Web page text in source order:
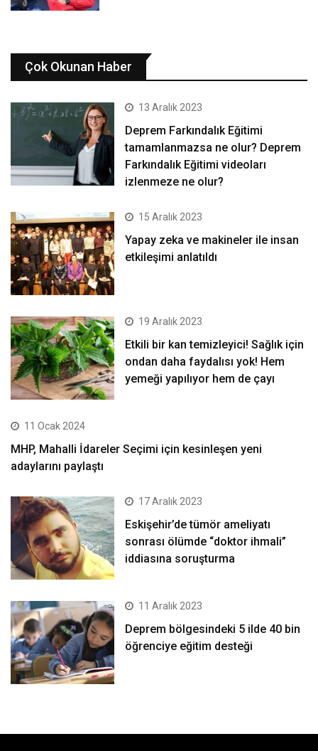
Çok Okunan Haber
13 Aralık 2023
Deprem Farkındalık Eğitimi
tamamlanmazsa ne olur? Deprem
Farkındalık Eğitimi videoları
izlenmeze ne olur?
15 Aralık 2023
Yapay zeka ve makineler ile insan
etkileşimi anlatıldı
19 Aralık 2023
Etkili bir kan temizleyici! Sağlık için
ondan daha faydalısı yok! Hem
yemeği yapılıyor hem de çayı
11 Ocak 2024
MHP, Mahalli İdareler Seçimi için kesinleşen yeni
adaylarını paylaştı
17 Aralık 2023
Eskişehir’de tümör ameliyatı
sonrası ölümde “doktor ihmali”
iddiasına soruşturma
11 Aralık 2023
Deprem bölgesindeki 5 ilde 40 bin
öğrenciye eğitim desteği